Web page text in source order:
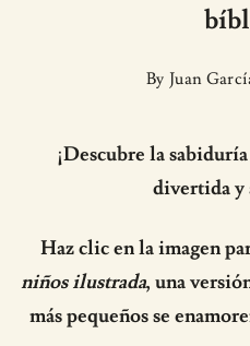
By Juan
¡Descubre la
divertida y
Haz clic en la imagen
niños ilustrada, una
más pequeños se